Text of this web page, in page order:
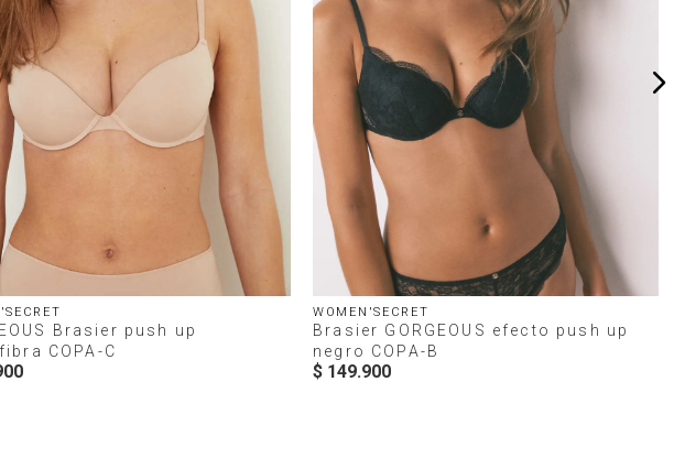
Brasier push up
COPA-C
WOMEN'SECRET
Brasier GORGEOUS efecto push up
negro COPA-B
$ 149.900